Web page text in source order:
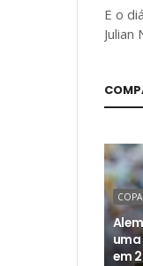
E o
Julian
uma
em